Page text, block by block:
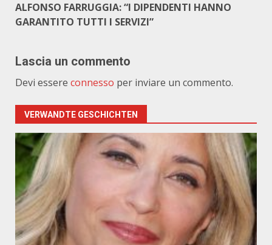
ALFONSO FARRUGGIA: “I DIPENDENTI HANNO
GARANTITO TUTTI I SERVIZI”
Lascia un commento
Devi essere connesso per inviare un commento.
VERWANDTE GESCHICHTEN